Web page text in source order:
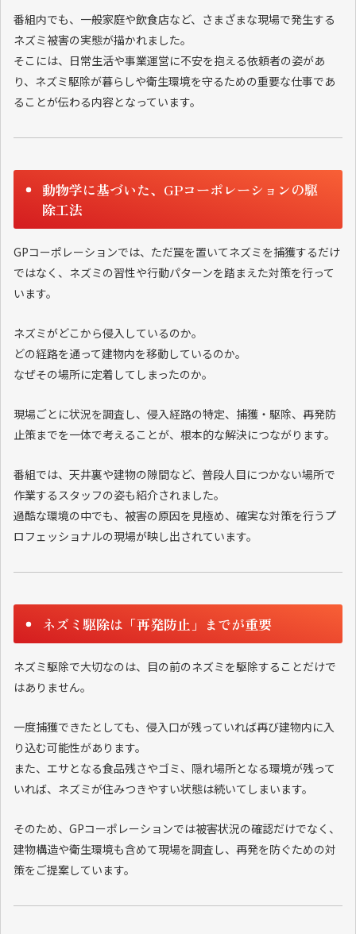
番組内でも、一般家庭や飲食店など、さまざまな現場で発生する
ネズミ被害の実態が描かれました。
そこには、日常生活や事業運営に不安を抱える依頼者の姿があ
り、ネズミ駆除が暮らしや衛生環境を守るための重要な仕事であ
ることが伝わる内容となっています。
動物学に基づいた、GPコーポレーションの駆
除工法
GPコーポレーションでは、ただ罠を置いてネズミを捕獲するだけ
ではなく、ネズミの習性や行動パターンを踏まえた対策を行って
います。
ネズミがどこから侵入しているのか。
どの経路を通って建物内を移動しているのか。
なぜその場所に定着してしまったのか。
現場ごとに状況を調査し、侵入経路の特定、捕獲・駆除、再発防
止策までを一体で考えることが、根本的な解決につながります。
番組では、天井裏や建物の隙間など、普段人目につかない場所で
作業するスタッフの姿も紹介されました。
過酷な環境の中でも、被害の原因を見極め、確実な対策を行うプ
ロフェッショナルの現場が映し出されています。
ネズミ駆除は「再発防止」までが重要
ネズミ駆除で大切なのは、目の前のネズミを駆除することだけで
はありません。
一度捕獲できたとしても、侵入口が残っていれば再び建物内に入
り込む可能性があります。
また、エサとなる食品残さやゴミ、隠れ場所となる環境が残って
いれば、ネズミが住みつきやすい状態は続いてしまいます。
そのため、GPコーポレーションでは被害状況の確認だけでなく、
建物構造や衛生環境も含めて現場を調査し、再発を防ぐための対
策をご提案しています。